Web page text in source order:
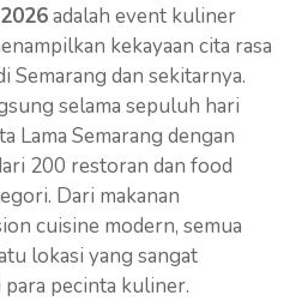
adalah event kuliner
kekayaan cita rasa
Semarang dan sekitarnya.
selama sepuluh hari
Lama Semarang dengan
200 restoran dan food
Dari makanan
cuisine modern, semua
lokasi yang sangat
pecinta kuliner.